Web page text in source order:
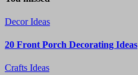
Decor Ideas
20 Front Porch Decorating Ideas
Crafts Ideas